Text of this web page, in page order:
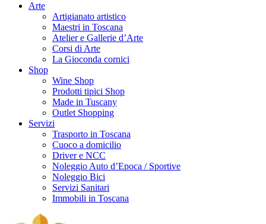
Arte
Artigianato artistico
Maestri in Toscana
Atelier e Gallerie d’Arte
Corsi di Arte
La Gioconda cornici
Shop
Wine Shop
Prodotti tipici Shop
Made in Tuscany
Outlet Shopping
Servizi
Trasporto in Toscana
Cuoco a domicilio
Driver e NCC
Noleggio Auto d’Epoca / Sportive
Noleggio Bici
Servizi Sanitari
Immobili in Toscana